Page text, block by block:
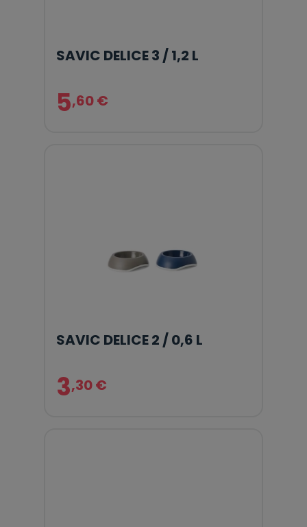
SAVIC DELICE 3 / 1,2 L
5,60 €
SAVIC DELICE 2 / 0,6 L
3,30 €